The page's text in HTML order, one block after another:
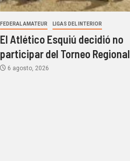
FEDERAL AMATEUR LIGAS DEL INTERIOR
El Atlético Esquiú decidió no
participar del Torneo Regional
6 agosto, 2026